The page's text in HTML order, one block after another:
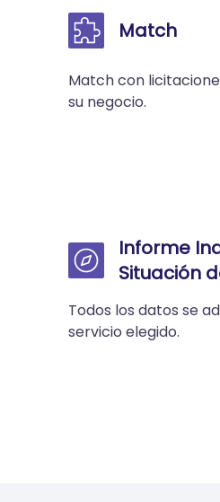
Match
Match con
su negocio.
Informe
Situación
Todos los datos se
servicio elegido.